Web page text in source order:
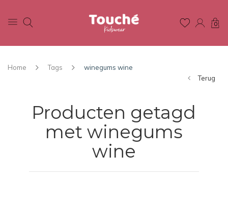
0
Home Tags
winegums wine
Terug
Producten getagd
met winegums
wine